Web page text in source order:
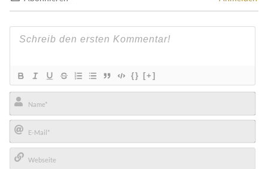
{} [+]
Name*
E-
Mail*